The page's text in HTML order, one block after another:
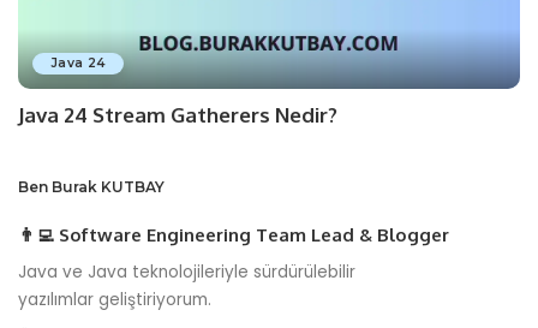
Java 24
Java 24 Stream Gatherers Nedir?
Ben Burak KUTBAY
👨‍💻 Software Engineering Team Lead & Blogger
Java ve Java teknolojileriyle sürdürülebilir
yazılımlar geliştiriyorum.